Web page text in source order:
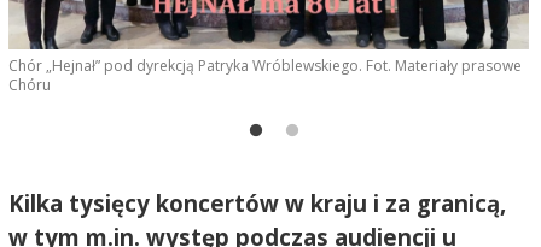
Chór „Hejnał” pod dyrekcją Patryka Wróblewskiego. Fot. Materiały prasowe
Chóru
Kilka tysięcy koncertów w kraju i za granicą,
w tym m.in. występ podczas audiencji u